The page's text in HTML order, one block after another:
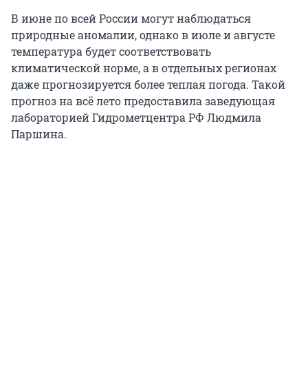
В июне по всей России могут наблюдаться
природные аномалии, однако в июле и августе
температура будет соответствовать
климатической норме, а в отдельных регионах
даже прогнозируется более теплая погода. Такой
прогноз на всё лето предоставила заведующая
лабораторией Гидрометцентра РФ Людмила
Паршина.